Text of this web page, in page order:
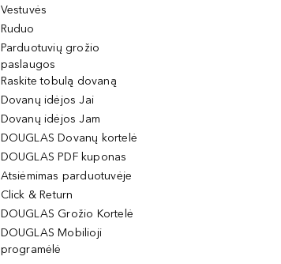
Vestuvės
Ruduo
Parduotuvių grožio
paslaugos
Raskite tobulą dovaną
Dovanų idėjos Jai
Dovanų idėjos Jam
DOUGLAS Dovanų kortelė
DOUGLAS PDF kuponas
Atsiėmimas parduotuvėje
Click & Return
DOUGLAS Grožio Kortelė
DOUGLAS Mobilioji
programėlė